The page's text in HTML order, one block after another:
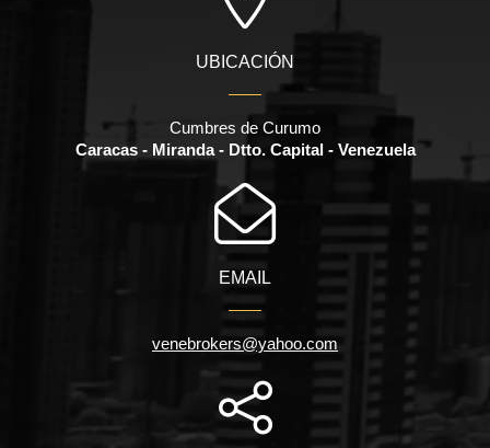
UBICACIÓN
Cumbres de Curumo
Caracas - Miranda - Dtto. Capital - Venezuela
EMAIL
venebrokers@yahoo.com